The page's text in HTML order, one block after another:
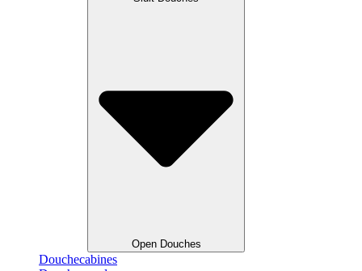
Open Douches
Douchecabines